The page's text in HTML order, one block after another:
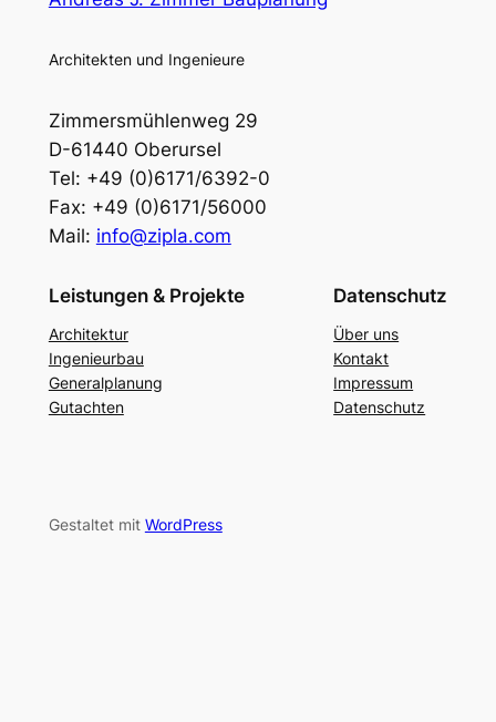
Architekten und Ingenieure
Zimmersmühlenweg 29
D-61440 Oberursel
Tel: +49 (0)6171/6392-0
Fax: +49 (0)6171/56000
Mail: info@zipla.com
Leistungen & Projekte
Architektur
Ingenieurbau
Generalplanung
Gutachten
Datenschutz
Über uns
Kontakt
Impressum
Datenschutz
Gestaltet mit WordPress